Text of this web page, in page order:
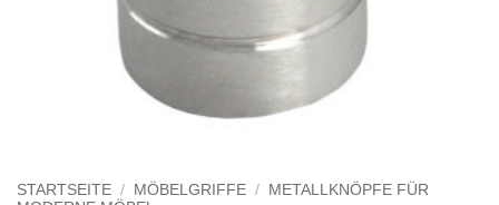
STARTSEITE / MÖBELGRIFFE /
METALLKNÖPFE FÜR